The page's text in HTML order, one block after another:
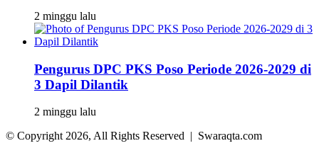
2 minggu lalu
Pengurus DPC PKS Poso Periode 2026-2029 di
3 Dapil Dilantik
2 minggu lalu
© Copyright 2026, All Rights Reserved | Swaraqta.com